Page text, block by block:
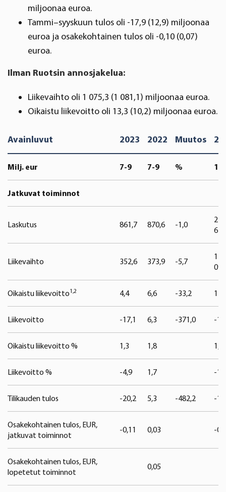
miljoonaa euroa.
Tammi–syyskuun tulos oli -17,9 (12,9) miljoonaa
euroa ja osakekohtainen tulos oli -0,10 (0,07)
euroa.
Ilman Ruotsin annosjakelua:
Liikevaihto oli 1 075,3 (1 081,1) miljoonaa euroa.
Oikaistu liikevoitto oli 13,3 (10,2) miljoonaa euroa.
Avainluvut 2023 2022 Muutos
Milj. eur 7-9 7-9 % 1-9
Jatkuvat toiminnot
Laskutus 861,7 870,6 -1,0
2
Liikevaihto 352,6 373,9 -5,7
1
Oikaistu liikevoitto1,2 4,4 6,6 -33,2
Liikevoitto -17,1 6,3 -371,0 -
Oikaistu liikevoitto % 1,3 1,8 1,0
Liikevoitto % -4,9 1,7 -1,0
Tilikauden tulos -20,2 5,3 -482,2 -
Osakekohtainen tulos, EUR,
jatkuvat toiminnot
-0,11 0,03 -
Osakekohtainen tulos, EUR,
lopetetut toiminnot
0,05